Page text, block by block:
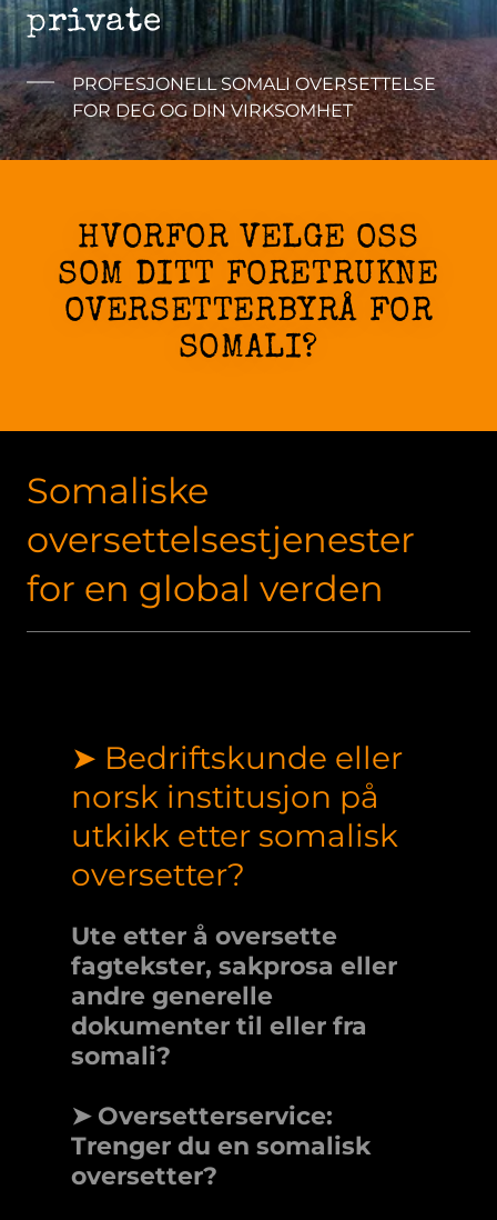
private
PROFESJONELL SOMALI OVERSETTELSE
FOR DEG OG DIN VIRKSOMHET
HVORFOR VELGE OSS
SOM DITT FORETRUKNE
OVERSETTERBYRÅ FOR
SOMALI?
Somaliske
oversettelsestjenester
for en global verden
➤ Bedriftskunde eller
norsk institusjon på
utkikk etter somalisk
oversetter?
Ute etter å oversette
fagtekster, sakprosa eller
andre generelle
dokumenter til eller fra
somali?
➤ Oversetterservice:
Trenger du en somalisk
oversetter?